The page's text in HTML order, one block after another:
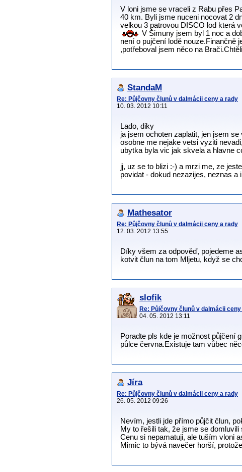
V loni jsme se vraceli z Rabu přes
40 km. Byli jsme nuceni nocovat 2
velkou 3 patrovou DISCO lod která
V Šimuny jsem byl 1 noc a
není o pujčení lodě nouze.Finančně
,potřeboval jsem něco na
StandaM
Re: Půjčovny člunů v dalmácii ceny a rady
10. 03. 2012 10:11
Lado, diky
ja jsem ochoten zaplatit, jen jsem
osobne me nejake vetsi vyziti
ubytka byla vic jak skvela a hlavne
jj, uz se to blizi :-) a mrzi me, ze
povidat - dokud nezazijes, neznas
Mathesator
Re: Půjčovny člunů v dalmácii ceny a rady
12. 03. 2012 13:55
Díky všem za odpověď, pojedeme
kotvit člun na tom Mljetu, když se
slofik
Re: Půjčovny člunů v dalmácii
04. 05. 2012 13:11
Poradte pls kde je možnost půjčení
půlce června.Existuje tam vůbec
Jíra
Re: Půjčovny člunů v dalmácii ceny a rady
26. 05. 2012 09:26
Nevím, jestli jde přímo půjčit člun,
My to řešili tak, že jsme se
Cenu si nepamatuji, ale tuším vloni
Mimic to bývá navečer horší,